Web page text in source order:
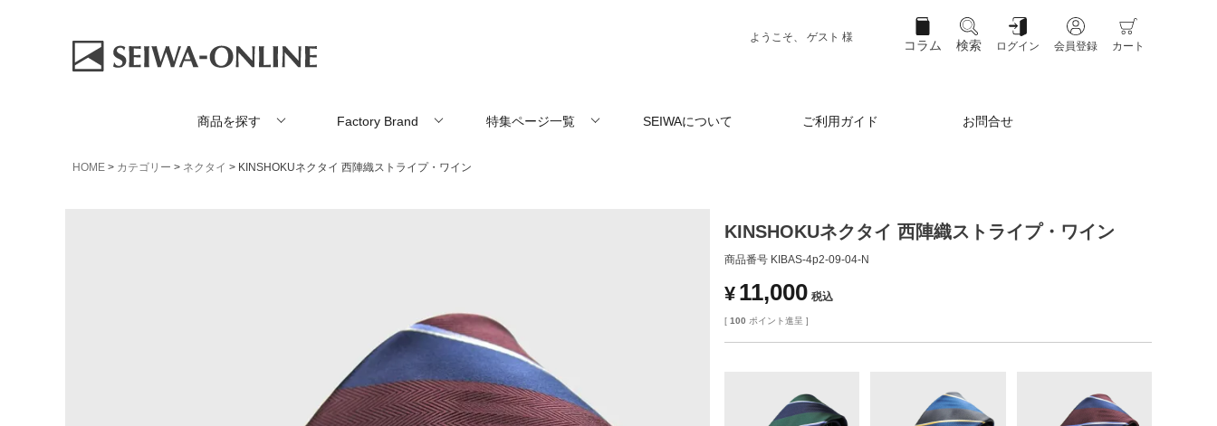
ようこそ、 ゲスト 様
コラム 検索 ログイン 会員登録 カート
商品を探す Factory Brand 特集ページ一覧 SEIWAについて ご利用ガイド お問合せ
HOME カテゴリー ネクタイ KINSHOKUネクタイ 西陣織ストライプ・ワイン
KINSHOKUネクタイ 西陣織ストライプ・ワイン
商品番号 KIBAS-4p2-09-04-N
¥ 11,000 税込
[ 100 ポイント進呈 ]